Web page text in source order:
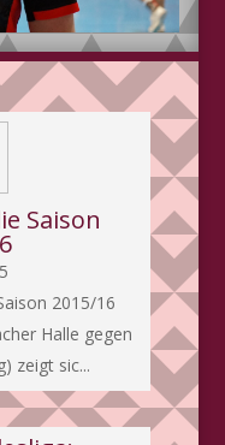
Saison
2015/16
Halle gegen
zeigt sic...